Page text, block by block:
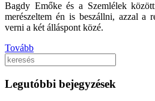
Bagdy Emőke és a Szemlélek
merészeltem én is beszállni, azzal a
verni a két álláspont közé.
Tovább
Keresés
Legutóbbi bejegyzések